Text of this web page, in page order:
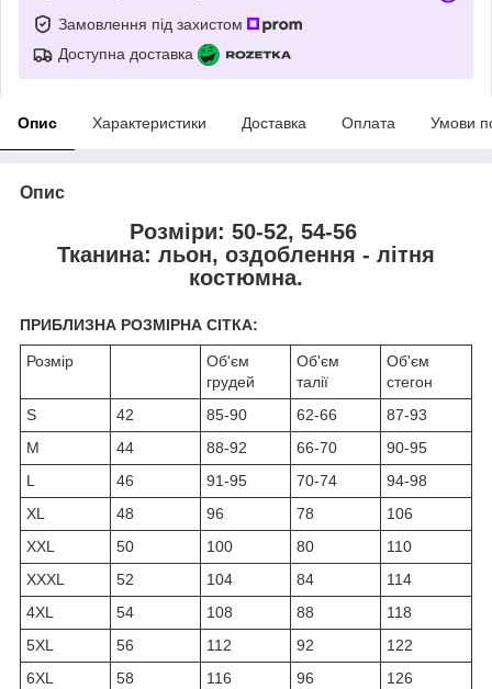
Замовлення під захистом
Доступна доставка
Опис Характеристики Доставка Оплата Умови
Опис
Розміри: 50-52, 54-56
Тканина: льон, оздоблення - літня
костюмна.
ПРИБЛИЗНА РОЗМІРНА СІТКА:
Розмір
Об'єм
грудей
Об'єм
талії
Об'єм
стегон
S
42 85-90 62-66
87-93
M
44 88-92 66-70
90-95
L
46 91-95 70-74
94-98
XL
48 96 78
106
XXL
50 100 80
110
XXXL
52 104 84
114
4XL
54 108 88
118
5XL
56 112 92
122
6XL
58 116 96
126